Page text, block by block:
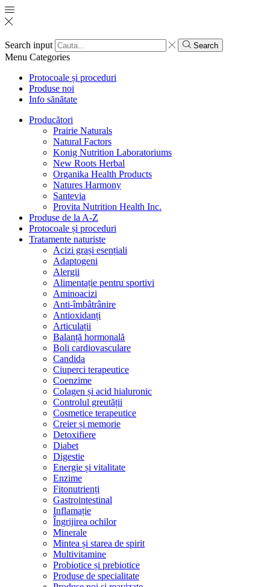
Search input Search
Menu Categories
Protocoale și proceduri
Produse noi
Info sănătate
Producători
Prairie Naturals
Natural Factors
Konig Nutrition Laboratoriums
New Roots Herbal
Organika Health Products
Natures Harmony
Santevia
Provita Nutrition Health Inc.
Produse de la A-Z
Protocoale și proceduri
Tratamente naturiste
Acizi grași esențiali
Adaptogeni
Alergii
Alimentație pentru sportivi
Aminoacizi
Anti-îmbâtrânire
Antioxidanți
Articulații
Balanță hormonală
Boli cardiovasculare
Candida
Ciuperci terapeutice
Coenzime
Colagen și acid hialuronic
Controlul greutății
Cosmetice terapeutice
Creier și memorie
Detoxifiere
Diabet
Digestie
Energie și vitalitate
Enzime
Fitonutrienți
Gastrointestinal
Inflamație
Îngrijirea ochilor
Minerale
Mintea și starea de spirit
Multivitamine
Probiotice și prebiotice
Produse de specialitate